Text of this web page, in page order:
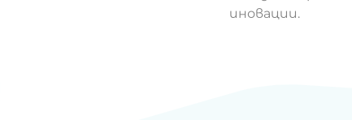
иновации.